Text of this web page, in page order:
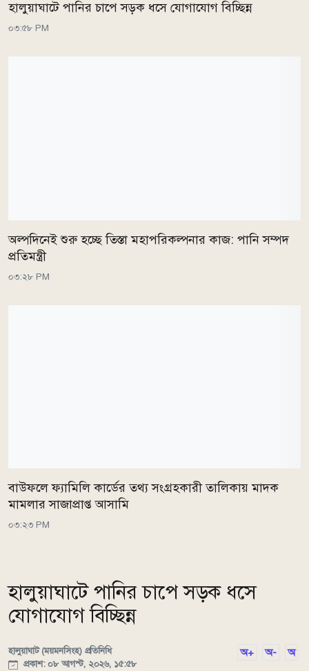
হালুয়াঘাটে পানির চাপে সড়ক ধসে যোগাযোগ বিচ্ছিন্ন
০৩:৫৮ PM
অল্পদিনেই শুরু হচ্ছে তিস্তা মহাপরিকল্পনার কাজ: পানি সম্পদ
প্রতিমন্ত্রী
০৩:২৮ PM
বাউফলে ফ্যামিলি কার্ডের তথ্য সংগ্রহকারী তালিকায় মাদক
মামলার সাজাপ্রাপ্ত আসামি
০৩:২৩ PM
হালুয়াঘাটে পানির চাপে সড়ক ধসে
যোগাযোগ বিচ্ছিন্ন
হালুয়াঘাট (ময়মনসিংহ) প্রতিনিধি
প্রকাশ: ০৮ আগস্ট, ২০২৬, ১৫:৫৮
অ+ অ- অ